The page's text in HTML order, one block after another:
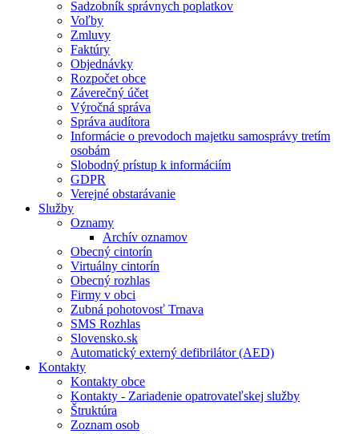
Sadzobník správnych poplatkov
Voľby
Zmluvy
Faktúry
Objednávky
Rozpočet obce
Záverečný účet
Výročná správa
Správa audítora
Informácie o prevodoch majetku samosprávy tretím
osobám
Slobodný prístup k informáciím
GDPR
Verejné obstarávanie
Služby
Oznamy
Archív oznamov
Obecný cintorín
Virtuálny cintorín
Obecný rozhlas
Firmy v obci
Zubná pohotovosť Trnava
SMS Rozhlas
Slovensko.sk
Automatický externý defibrilátor (AED)
Kontakty
Kontakty obce
Kontakty - Zariadenie opatrovateľskej služby
Štruktúra
Zoznam osob